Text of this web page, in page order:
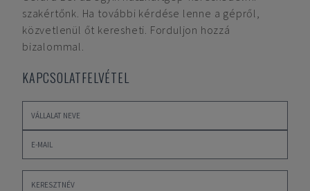
szakértőnk. Ha további kérdése lenne a gépről,
közvetlenül őt keresheti. Forduljon hozzá
bizalommal.
KAPCSOLATFELVÉTEL